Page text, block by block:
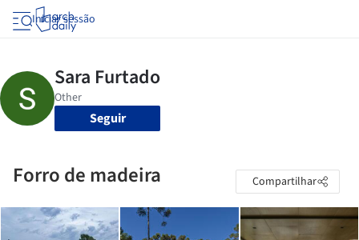
Iniciar sessão
Seguir
Forro de madeira Compartilhar